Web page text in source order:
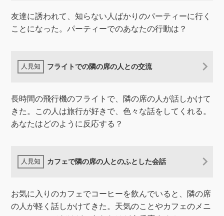
友達に誘われて、知らない人ばかりのパーティーに行く
ことになった。パーティーでのあなたの行動は？
フライトでの隣の席の人との交流
長時間の飛行機のフライトで、隣の席の人が話しかけて
きた。この人は旅行が好きで、色々な話をしてくれる。
あなたはどのように反応する？
カフェで隣の席の人とのふとした会話
お気に入りのカフェでコーヒーを飲んでいると、隣の席
の人が軽く話しかけてきた。天気のことやカフェのメニ